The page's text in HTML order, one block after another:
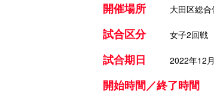
開催場所 大田区総
試合区分 女子2回戦
試合期日 2022年12
開始時間／終了時間